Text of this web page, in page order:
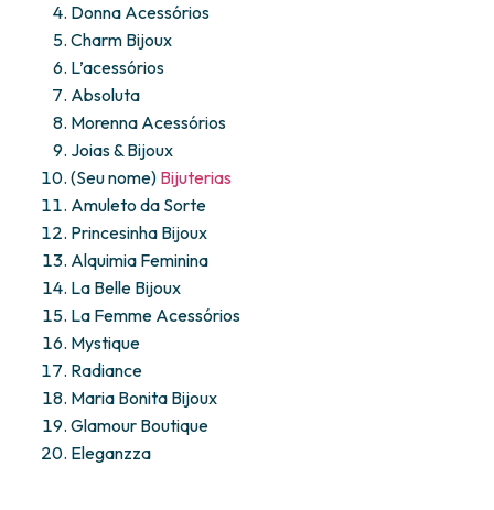
Donna Acessórios
Charm Bijoux
L’acessórios
Absoluta
Morenna Acessórios
Joias & Bijoux
(Seu nome) Bijuterias
Amuleto da Sorte
Princesinha Bijoux
Alquimia Feminina
La Belle Bijoux
La Femme Acessórios
Mystique
Radiance
Maria Bonita Bijoux
Glamour Boutique
Eleganzza